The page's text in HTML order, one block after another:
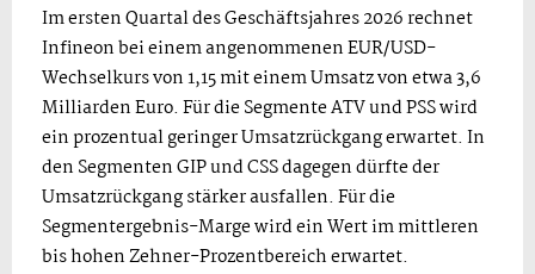
Im ersten Quartal des Geschäftsjahres 2026 rechnet
Infineon bei einem angenommenen EUR/USD-
Wechselkurs von 1,15 mit einem Umsatz von etwa 3,6
Milliarden Euro. Für die Segmente ATV und PSS wird
ein prozentual geringer Umsatzrückgang erwartet. In
den Segmenten GIP und CSS dagegen dürfte der
Umsatzrückgang stärker ausfallen. Für die
Segmentergebnis-Marge wird ein Wert im mittleren
bis hohen Zehner-Prozentbereich erwartet.